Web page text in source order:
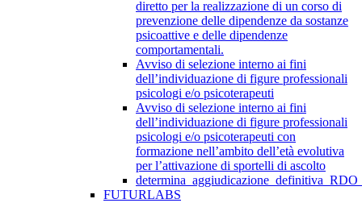
diretto per la realizzazione di un corso di
prevenzione delle dipendenze da sostanze
psicoattive e delle dipendenze
comportamentali.
Avviso di selezione interno ai fini
dell’individuazione di figure professionali
psicologi e/o psicoterapeuti
Avviso di selezione interno ai fini
dell’individuazione di figure professionali
psicologi e/o psicoterapeuti con
formazione nell’ambito dell’età evolutiva
per l’attivazione di sportelli di ascolto
FUTURLABS